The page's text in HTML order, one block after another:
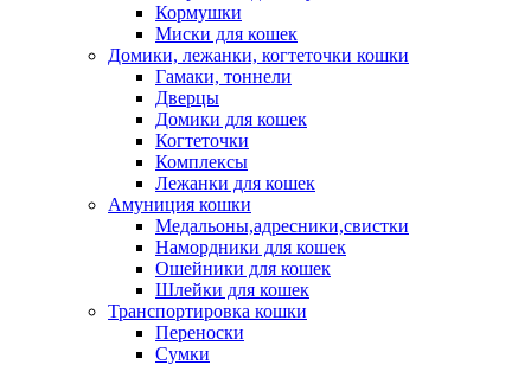
Кормушки
Миски для кошек
Домики, лежанки, когтеточки кошки
Гамаки, тоннели
Дверцы
Домики для кошек
Когтеточки
Комплексы
Лежанки для кошек
Амуниция кошки
Медальоны,адресники,свистки
Намордники для кошек
Ошейники для кошек
Шлейки для кошек
Транспортировка кошки
Переноски
Сумки